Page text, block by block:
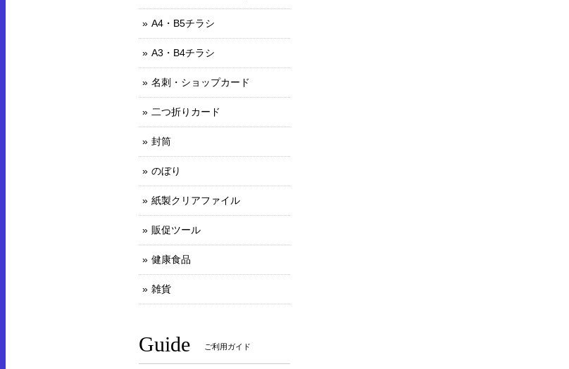
A4・B5チラシ
A3・B4チラシ
名刺・ショップカード
二つ折りカード
封筒
のぼり
紙製クリアファイル
販促ツール
健康食品
雑貨
Guide ご利用ガイド